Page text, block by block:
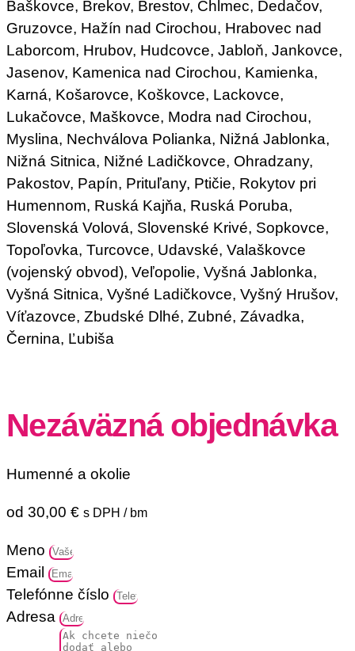
Baškovce, Brekov, Brestov, Chlmec, Dedačov,
Gruzovce, Hažín nad Cirochou, Hrabovec nad
Laborcom, Hrubov, Hudcovce, Jabloň, Jankovce,
Jasenov, Kamenica nad Cirochou, Kamienka,
Karná, Košarovce, Koškovce, Lackovce,
Lukačovce, Maškovce, Modra nad Cirochou,
Myslina, Nechválova Polianka, Nižná Jablonka,
Nižná Sitnica, Nižné Ladičkovce, Ohradzany,
Pakostov, Papín, Prituľany, Ptičie, Rokytov pri
Humennom, Ruská Kajňa, Ruská Poruba,
Slovenská Volová, Slovenské Krivé, Sopkovce,
Topoľovka, Turcovce, Udavské, Valaškovce
(vojenský obvod), Veľopolie, Vyšná Jablonka,
Vyšná Sitnica, Vyšné Ladičkovce, Vyšný Hrušov,
Víťazovce, Zbudské Dlhé, Zubné, Závadka,
Černina, Ľubiša
Nezáväzná objednávka
Humenné a okolie
od 30,00 € s DPH / bm
Meno
Email
Telefónne číslo
Adresa